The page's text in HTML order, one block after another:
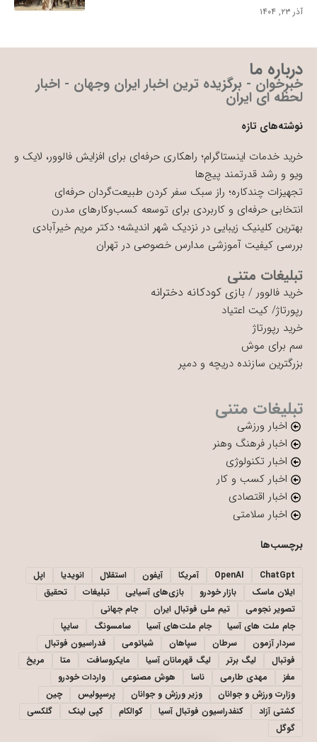
آذر ۲۳, ۱۴۰۴
درباره ما
خبرخوان - برگزیده ترین اخبار ایران وجهان - اخبار
لحظه ای ایران
نوشته‌های تازه
خرید خدمات اینستاگرام؛ راهکاری حرفه‌ای برای افزایش فالوور، لایک و
ویو و رشد قدرتمند پیج‌ها
تجهیزات چندکاره؛ راز سبک سفر کردن طبیعت‌گردان حرفه‌ای
انتخابی حرفه‌ای و کاربردی برای توسعه کسب‌وکارهای مدرن
بهترین کلینیک زیبایی در نزدیک شهر اندیشه؛ دکتر مریم خیرآبادی
بررسی کیفیت آموزشی مدارس خصوصی در تهران
تبلیغات متنی
خرید فالوور / بازی کودکانه دخترانه
رپورتاژ/ کیت اعتیاد
خرید رپورتاژ
سم برای موش
بزرگترین سازنده دریچه و دمپر
تبلیغات متنی
اخبار ورزشی
اخبار فرهنگ وهنر
اخبار تکنولوژی
اخبار کسب و کار
اخبار اقتصادی
اخبار سلامتی
برچسب‌ها
ChatGpt
OpenAI آمریکا آیفون استقلال انویدیا
اپل
ایلان ماسک
بازار خودرو بازی‌های آسیایی تبلیغات
تحقیق
تصویر نجومی
تیم ملی فوتبال ایران
جام جهانی
جام ملت های آسیا
جام ملت‌های آسیا سامسونگ
سایپا
سردار آزمون
سرطان سپاهان شیائومی
فدراسیون فوتبال
فوتبال
لیگ برتر لیگ قهرمانان آسیا مایکروسافت متا
مریخ
مغز
مهدی طارمی ناسا هوش مصنوعی
واردات خودرو
وزارت ورزش و جوانان
وزیر ورزش و جوانان پرسپولیس
چین
کشتی آزاد
کنفدراسیون فوتبال آسیا کوالکام کپی لینک
گلکسی
گوگل